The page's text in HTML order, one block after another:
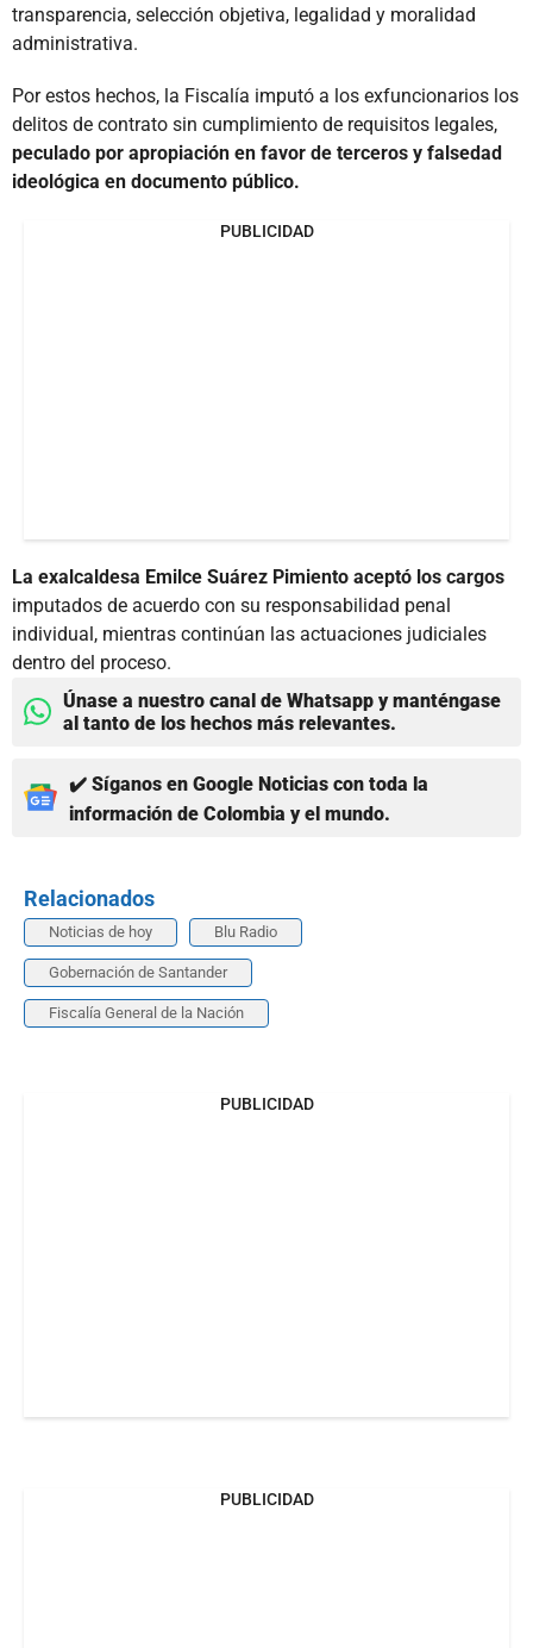
transparencia, selección objetiva, legalidad y moralidad
administrativa.
Por estos hechos, la Fiscalía imputó a los exfuncionarios los
delitos de contrato sin cumplimiento de requisitos legales,
peculado por apropiación en favor de terceros y falsedad
ideológica en documento público.
PUBLICIDAD
La exalcaldesa Emilce Suárez Pimiento aceptó los cargos
imputados de acuerdo con su responsabilidad penal
individual, mientras continúan las actuaciones judiciales
dentro del proceso.
Únase a nuestro canal de Whatsapp y manténgase
al tanto de los hechos más relevantes.
✔️ Síganos en Google Noticias con toda la
información de Colombia y el mundo.
Relacionados
Noticias de hoy Blu Radio
Gobernación de Santander
Fiscalía General de la Nación
PUBLICIDAD
PUBLICIDAD